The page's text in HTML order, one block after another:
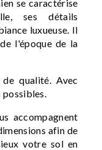
ses détails
luxueuse. Il
l'époque de la
de qualité. Avec
afin de
votre sol en